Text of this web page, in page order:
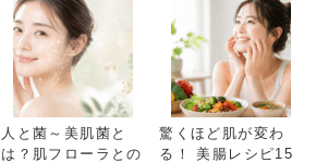
人と菌～美肌菌と
は？肌フローラとの
驚くほど肌が変わ
る！ 美腸レシピ15